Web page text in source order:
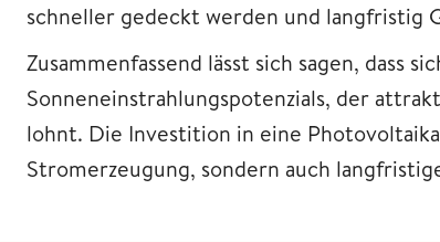
schneller gedeckt werden und langfristig
Zusammenfassend lässt sich sagen, dass
Sonneneinstrahlungspotenzials, der
lohnt. Die Investition in eine
Stromerzeugung, sondern auch